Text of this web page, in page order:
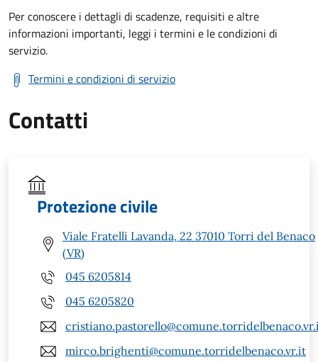
Per conoscere i dettagli di scadenze, requisiti e altre
informazioni importanti, leggi i termini e le condizioni di
servizio.
Termini e condizioni di servizio
Contatti
Protezione civile
Viale Fratelli Lavanda, 22 37010 Torri del Benaco
(VR)
045 6205814
045 6205820
mirco.brighenti@comune.torridelbenaco.vr.it